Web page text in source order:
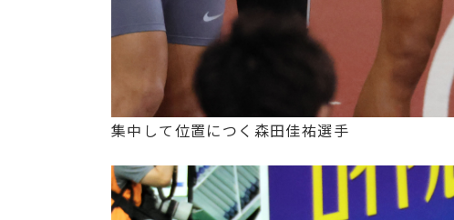
集中して位置につく森田佳祐選手